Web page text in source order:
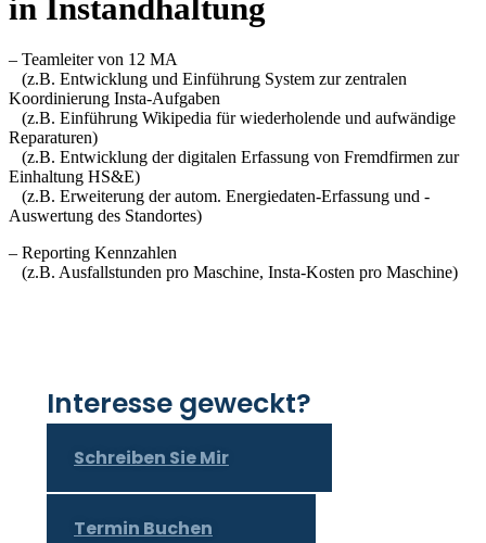
in Instandhaltung
– Teamleiter von 12 MA
(z.B. Entwicklung und Einführung System zur zentralen
Koordinierung Insta-Aufgaben
(z.B. Einführung Wikipedia für wiederholende und aufwändige
Reparaturen)
(z.B. Entwicklung der digitalen Erfassung von Fremdfirmen zur
Einhaltung HS&E)
(z.B. Erweiterung der autom. Energiedaten-Erfassung und -
Auswertung des Standortes)
– Reporting Kennzahlen
(z.B. Ausfallstunden pro Maschine, Insta-Kosten pro Maschine)
Interesse geweckt?
Schreiben Sie Mir
Termin Buchen